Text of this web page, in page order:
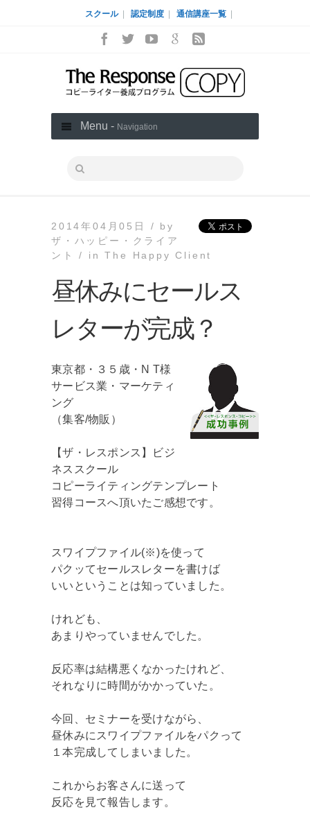
スクール 認定制度 通信講座一覧
Menu - Navigation
2014年04月05日 / by
ザ・ハッピー・クライア
ント / in The Happy Client
昼休みにセールス
レターが完成？
東京都・３５歳・N T様
サービス業・マーケティ
ング
（集客/物販）
【ザ・レスポンス】ビジ
ネススクール
コピーライティングテンプレート
習得コースへ頂いたご感想です。
スワイプファイル(※)を使って
パクッてセールスレターを書けば
いいということは知っていました。
けれども、
あまりやっていませんでした。
反応率は結構悪くなかったけれど、
それなりに時間がかかっていた。
今回、セミナーを受けながら、
昼休みにスワイプファイルをパクって
１本完成してしまいました。
これからお客さんに送って
反応を見て報告します。